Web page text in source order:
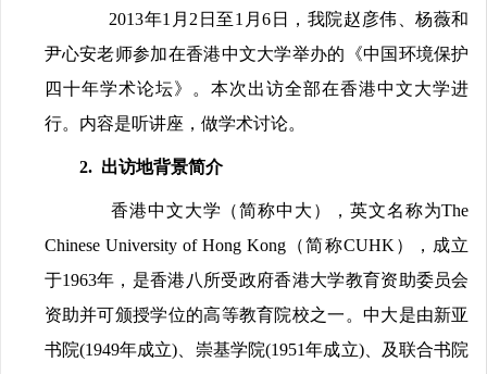
2013年1月2日至1月6日，我院赵彦伟、杨薇和
尹心安老师参加在香港中文大学举办的《中国环境保护
四十年学术论坛》。本次出访全部在香港中文大学进
行。内容是听讲座，做学术讨论。
2. 出访地背景简介
香港中文大学（简称中大），英文名称为The
Chinese University of Hong Kong（简称CUHK），成立
于1963年，是香港八所受政府香港大学教育资助委员会
资助并可颁授学位的高等教育院校之一。中大是由新亚
书院(1949年成立)、崇基学院(1951年成立)、及联合书院